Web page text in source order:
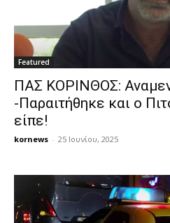
Featured
ΠΑΣ ΚΟΡΙΝΘΟΣ:
-Παραιτήθηκε και ο
είπε!
kornews - 25 Ιουνίου, 2025